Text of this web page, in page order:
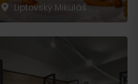
Liptovský Mikuláš